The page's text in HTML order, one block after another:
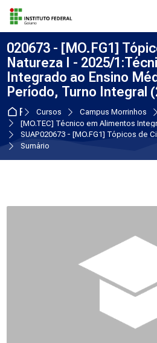
Skip to navigation
Skip to login form
Ir para o conteúdo principal
Skip to accessibility options
Skip to footer
Skip accessibility options
020673 - [MO.FG1]
Natureza I - 2025/
Integrado ao Ensino
Período, Turno Integral
Página inicial
Cursos Campus Morrinhos
Sumário